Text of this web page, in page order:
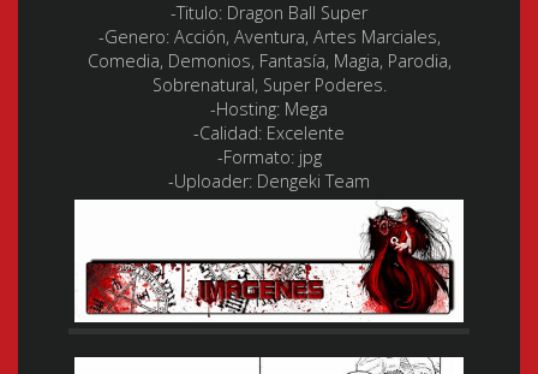
-Titulo: Dragon Ball Super
-Genero:Acción, Aventura, Artes Marciales,
Comedia, Demonios, Fantasía, Magia, Parodia,
Sobrenatural, Super Poderes.
-Hosting: Mega
-Calidad: Excelente
-Formato:jpg
-Uploader: Dengeki Team